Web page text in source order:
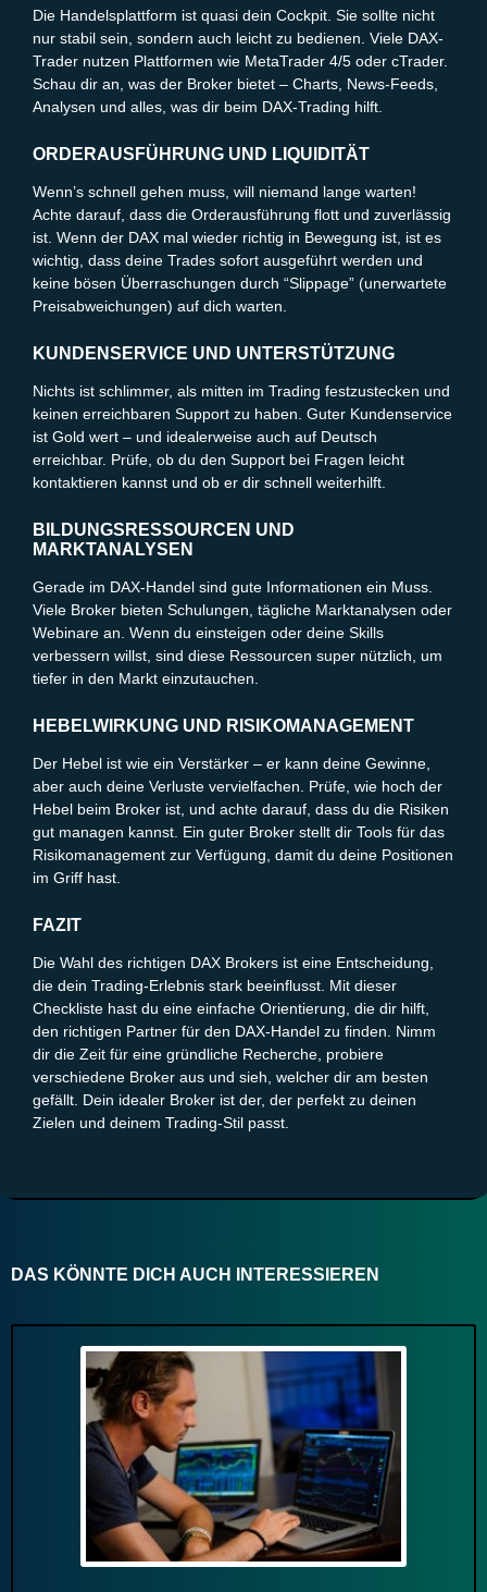
Die Handelsplattform ist quasi dein Cockpit. Sie sollte nicht
nur stabil sein, sondern auch leicht zu bedienen. Viele DAX-
Trader nutzen Plattformen wie MetaTrader 4/5 oder cTrader.
Schau dir an, was der Broker bietet – Charts, News-Feeds,
Analysen und alles, was dir beim DAX-Trading hilft.
ORDERAUSFÜHRUNG UND LIQUIDITÄT
Wenn’s schnell gehen muss, will niemand lange warten!
Achte darauf, dass die Orderausführung flott und zuverlässig
ist. Wenn der DAX mal wieder richtig in Bewegung ist, ist es
wichtig, dass deine Trades sofort ausgeführt werden und
keine bösen Überraschungen durch “Slippage” (unerwartete
Preisabweichungen) auf dich warten.
KUNDENSERVICE UND UNTERSTÜTZUNG
Nichts ist schlimmer, als mitten im Trading festzustecken und
keinen erreichbaren Support zu haben. Guter Kundenservice
ist Gold wert – und idealerweise auch auf Deutsch
erreichbar. Prüfe, ob du den Support bei Fragen leicht
kontaktieren kannst und ob er dir schnell weiterhilft.
BILDUNGSRESSOURCEN UND
MARKTANALYSEN
Gerade im DAX-Handel sind gute Informationen ein Muss.
Viele Broker bieten Schulungen, tägliche Marktanalysen oder
Webinare an. Wenn du einsteigen oder deine Skills
verbessern willst, sind diese Ressourcen super nützlich, um
tiefer in den Markt einzutauchen.
HEBELWIRKUNG UND RISIKOMANAGEMENT
Der Hebel ist wie ein Verstärker – er kann deine Gewinne,
aber auch deine Verluste vervielfachen. Prüfe, wie hoch der
Hebel beim Broker ist, und achte darauf, dass du die Risiken
gut managen kannst. Ein guter Broker stellt dir Tools für das
Risikomanagement zur Verfügung, damit du deine Positionen
im Griff hast.
FAZIT
Die Wahl des richtigen DAX Brokers ist eine Entscheidung,
die dein Trading-Erlebnis stark beeinflusst. Mit dieser
Checkliste hast du eine einfache Orientierung, die dir hilft,
den richtigen Partner für den DAX-Handel zu finden. Nimm
dir die Zeit für eine gründliche Recherche, probiere
verschiedene Broker aus und sieh, welcher dir am besten
gefällt. Dein idealer Broker ist der, der perfekt zu deinen
Zielen und deinem Trading-Stil passt.
DAS KÖNNTE DICH AUCH INTERESSIEREN